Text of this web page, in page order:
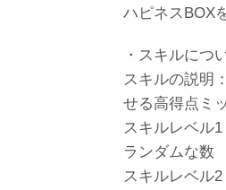
ハピネスBOX
・スキルにつ
スキルの説明
せる高得点ミ
スキルレベル
ランダムな数
スキルレベル